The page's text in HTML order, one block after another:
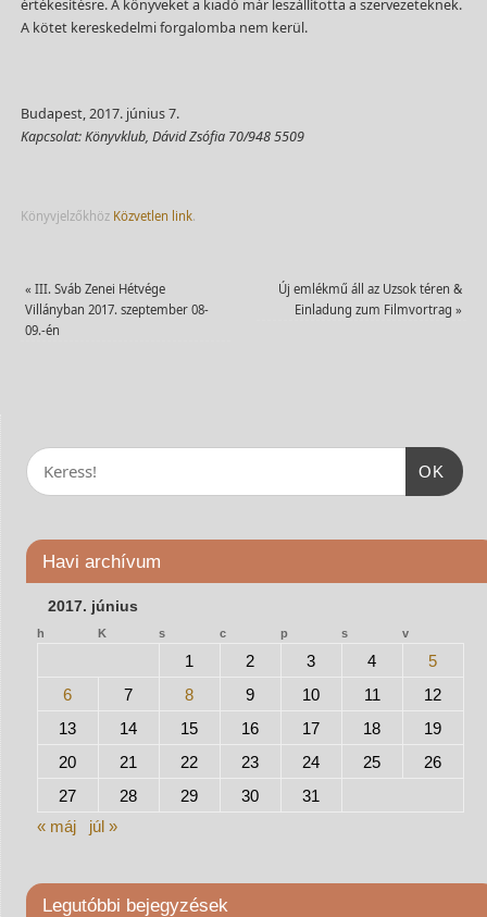
értékesítésre. A könyveket a kiadó már leszállította a szervezeteknek.
A kötet kereskedelmi forgalomba nem kerül.
Budapest, 2017. június 7.
Kapcsolat: Könyvklub, Dávid Zsófia 70/948 5509
Könyvjelzőkhöz Közvetlen link.
« III. Sváb Zenei Hétvége
Villányban 2017. szeptember 08-
09.-én
Új emlékmű áll az Uzsok téren &
Einladung zum Filmvortrag»
OK
Havi archívum
2017. június
h K s c p s v
1 2 3 4
5
6
7 8 9 10 11
12
13
14 15 16 17 18
19
20
21 22 23 24 25
26
27
28 29 30
31
« máj
júl »
Legutóbbi bejegyzések